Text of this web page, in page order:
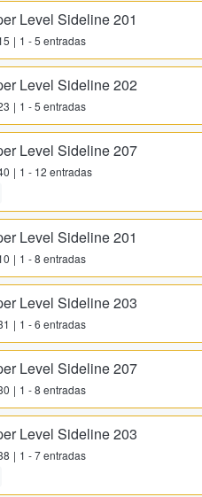
Level Sideline 201
1 - 5 entradas
Level Sideline 202
1 - 5 entradas
Level Sideline 207
1 - 12 entradas
Level Sideline 201
1 - 8 entradas
Level Sideline 203
1 - 6 entradas
Level Sideline 207
1 - 8 entradas
Level Sideline 203
1 - 7 entradas